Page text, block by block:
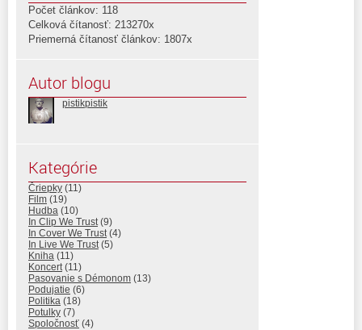
Počet článkov: 118
Celková čítanosť: 213270x
Priemerná čítanosť článkov: 1807x
Autor blogu
pistikpistik
Kategórie
Čriepky (11)
Film (19)
Hudba (10)
In Clip We Trust (9)
In Cover We Trust (4)
In Live We Trust (5)
Kniha (11)
Koncert (11)
Pasovanie s Démonom (13)
Podujatie (6)
Politika (18)
Potulky (7)
Spoločnosť (4)